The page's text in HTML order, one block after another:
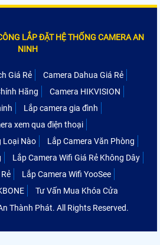
LẮP ĐẶT HỆ THỐNG CAMERA AN
NINH
Giá Rẻ
Camera Dahua Giá Rẻ
Hãng
Camera HIKVISION
Lắp camera gia đình
xem qua điện thoại
Loại Nào
Lắp Camera Văn Phòng
Lắp Camera Wifi Giá Rẻ Không Dây
Lắp Camera Wifi YooSee
Tư Vấn Mua Khóa Cửa
Thành Phát. All Rights Reserved.